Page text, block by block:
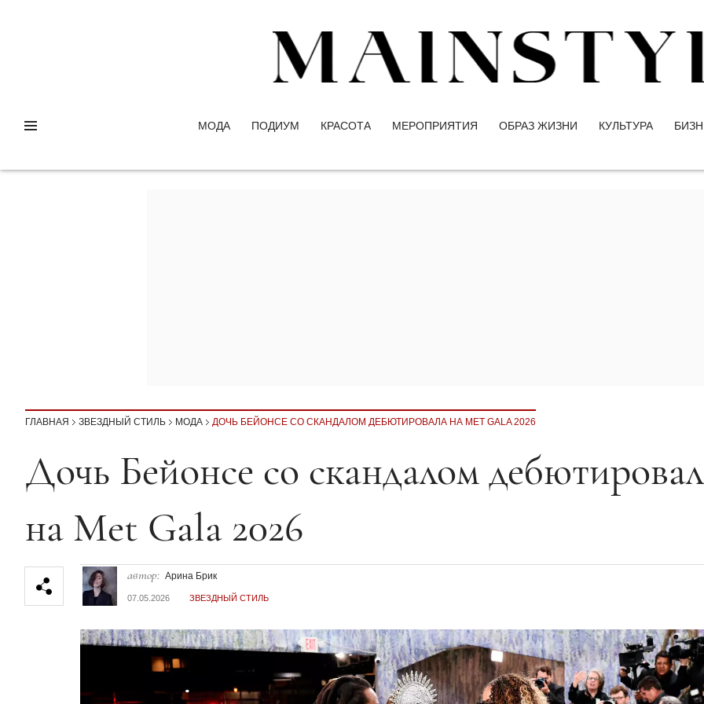
МОДА ПОДИУМ КРАСОТА МЕРОПРИЯТИЯ ОБРАЗ ЖИЗНИ КУЛЬТУРА
ГЛАВНАЯ ЗВЕЗДНЫЙ СТИЛЬ МОДА ДОЧЬ БЕЙОНСЕ СО СКАНДАЛОМ ДЕБЮТИРОВАЛА НА MET GALA 2026
Секция статей
Дочь Бейонсе со скандалом
на Met Gala 2026
автор: Арина Брик
07.05.2026 ЗВЕЗДНЫЙ СТИЛЬ